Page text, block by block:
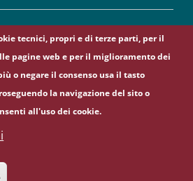
Roma - Piazzale Aldo Moro 5,
tecnici, propri e di terze parti, per il
pagine web e per il miglioramento dei
o negare il consenso usa il tasto
la navigazione del sito o
all'uso dei cookie.